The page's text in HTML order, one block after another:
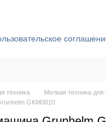
техника Мелкая техника для
GKM0010